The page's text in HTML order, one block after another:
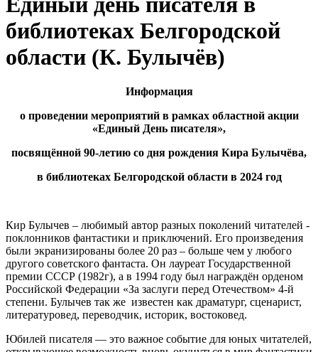
библиотеках Белгородской
области (К. Булычёв)
Информация
о проведении мероприятий в рамках областной акции
«Единый День писателя»,
посвящённой 90-летию со дня рождения Кира Булычёва,
в библиотеках Белгородской области в 2024 год
Кир Булычев – любимый автор разных поколений читателей -
поклонников фантастики и приключений. Его произведения
были экранизированы более 20 раз – больше чем у любого
другого советского фантаста. Он лауреат Государственной
премии СССР (1982г), а в 1994 году был награждён орденом
Российской Федерации «За заслуги перед Отечеством» 4-й
степени. Булычев так же известен как драматург, сценарист,
литературовед, переводчик, историк, востоковед.
Юбилей писателя — это важное событие для юных читателей,